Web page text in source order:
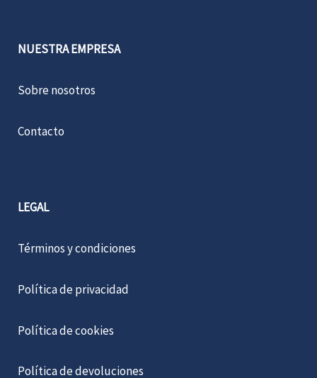
NUESTRA EMPRESA
Sobre nosotros
Contacto
LEGAL
Términos y condiciones
Política de privacidad
Política de cookies
Política de devoluciones